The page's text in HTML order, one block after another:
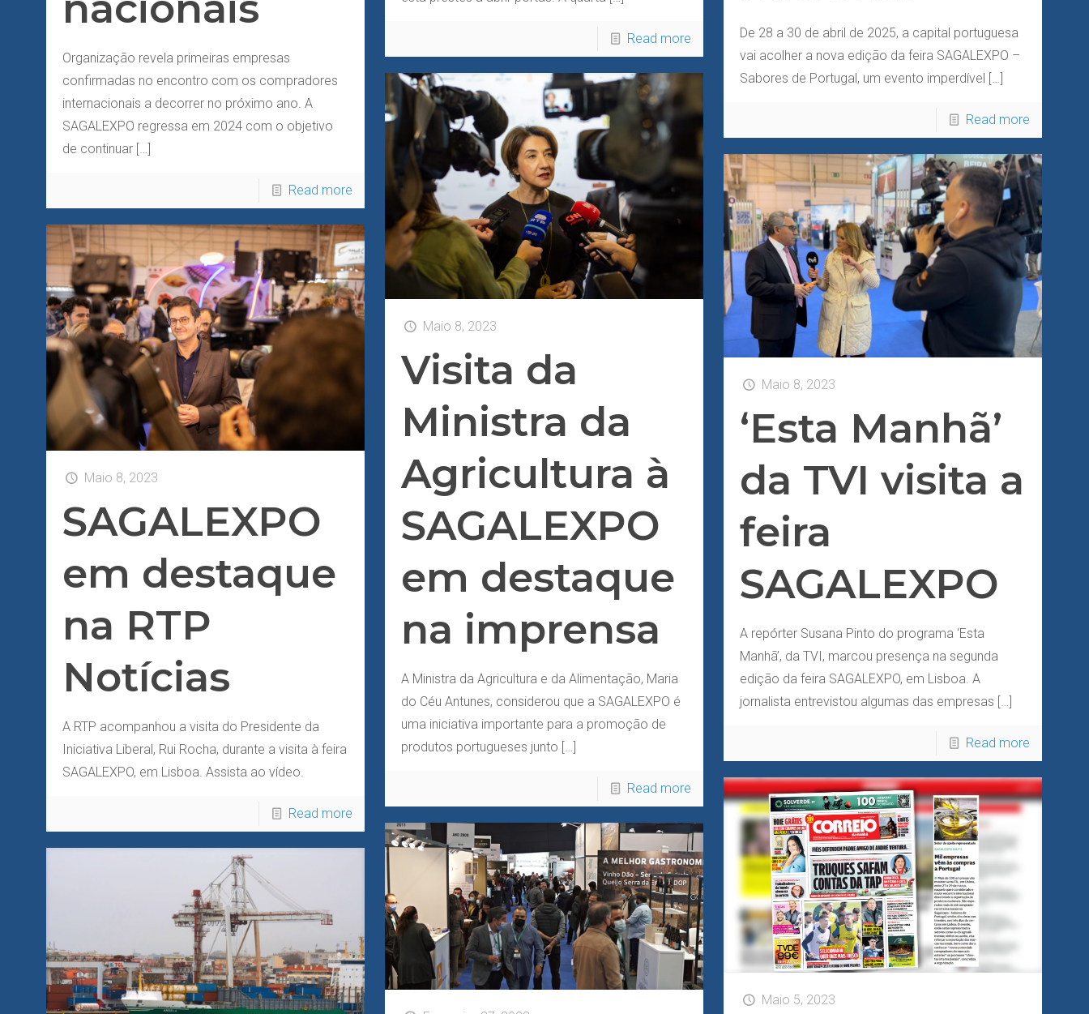
Read more
De 28 a 30 de abril de 2025, a capital portuguesa
vai acolher a nova edição da feira SAGALEXPO –
Sabores de Portugal, um evento imperdível […]
Read more
Organização revela primeiras empresas
confirmadas no encontro com os compradores
internacionais a decorrer no próximo ano. A
SAGALEXPO regressa em 2024 com o objetivo
de continuar […]
Read more
Maio 8, 2023
Visita da
Ministra da
Agricultura à
SAGALEXPO
em destaque
na imprensa
A Ministra da Agricultura e da Alimentação, Maria
do Céu Antunes, considerou que a SAGALEXPO é
uma iniciativa importante para a promoção de
produtos portugueses junto […]
Read more
Maio 8, 2023
‘Esta Manhã’
da TVI visita a
feira
SAGALEXPO
A repórter Susana Pinto do programa ‘Esta
Manhã’, da TVI, marcou presença na segunda
edição da feira SAGALEXPO, em Lisboa. A
jornalista entrevistou algumas das empresas […]
Read more
Maio 8, 2023
SAGALEXPO
em destaque
na RTP
Notícias
A RTP acompanhou a visita do Presidente da
Iniciativa Liberal, Rui Rocha, durante a visita à feira
SAGALEXPO, em Lisboa. Assista ao vídeo.
Read more
Maio 5, 2023